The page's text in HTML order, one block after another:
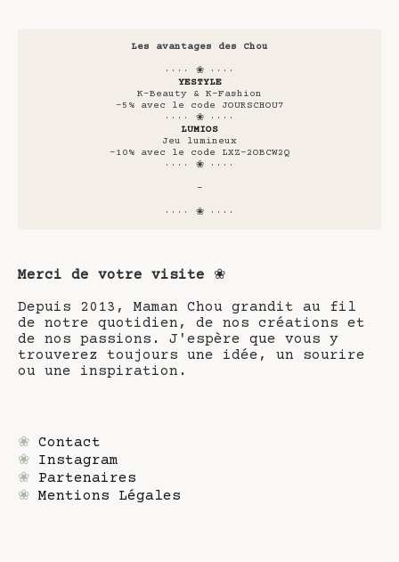
Les avantages des Chou
···· ❀ ····
YESTYLE
K-Beauty & K-Fashion
-5% avec le code JOURSCHOU7
···· ❀ ····
LUMIOS
Jeu lumineux
-10% avec le code LXZ-2OBCW2Q
···· ❀ ····
-
···· ❀ ····
Merci de votre visite ❀
Depuis 2013, Maman Chou grandit au fil
de notre quotidien, de nos créations et
de nos passions. J'espère que vous y
trouverez toujours une idée, un sourire
ou une inspiration.
❀ Contact
❀ Instagram
❀ Partenaires
❀ Mentions Légales